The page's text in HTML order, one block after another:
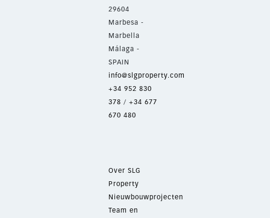
29604
Marbesa -
Marbella
Málaga -
SPAIN
info@slgproperty.com
+34 952 830
378 / +34 677
670 480
Over SLG
Property
Nieuwbouwprojecten
Team en